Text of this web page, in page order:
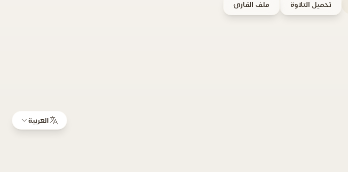
تحميل التلاوة ملف القارئ
العربية